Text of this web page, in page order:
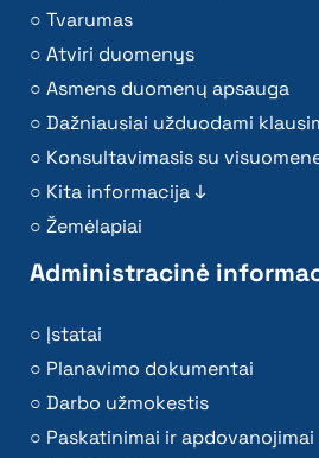
Tvarumas
Atviri duomenys
Asmens duomenų apsauga
Dažniausiai užduodami
Konsultavimasis su
Kita informacija ↓
Žemėlapiai
Administracinė
Įstatai
Planavimo dokumentai
Darbo užmokestis
Paskatinimai ir apdovanojimai